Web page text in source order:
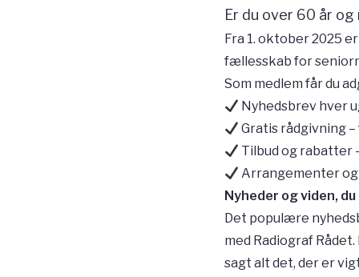
Er du over 60 år
Fra 1. oktober 2025
fællesskab for
Som medlem får du
Nyhedsbrev hver
Gratis rådgivning
Tilbud og rabatter
Arrangementer
Nyheder og viden,
Det populære
med Radiograf
sagt alt det, der er